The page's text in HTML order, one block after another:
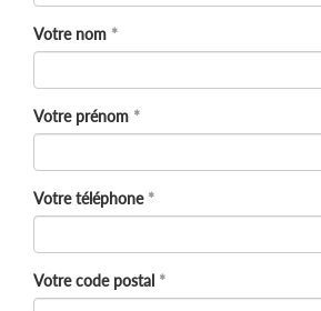
Votre nom
Votre prénom
Votre téléphone
Votre code postal